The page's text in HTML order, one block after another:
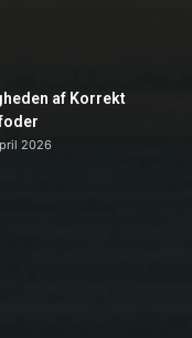
af Korrekt
2026